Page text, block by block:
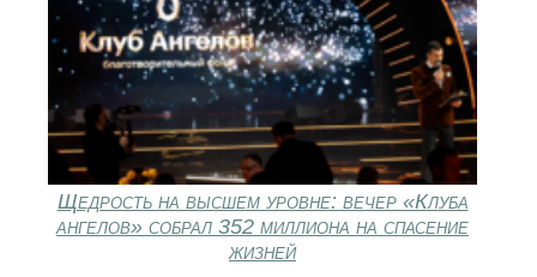
Щедрость на высшем уровне: вечер «Клуба
ангелов» собрал 352 миллиона на спасение
жизней